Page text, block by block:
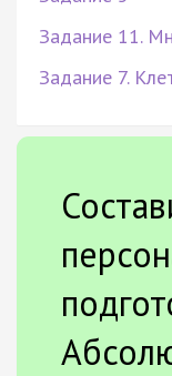
Задание 11.
Задание 7.